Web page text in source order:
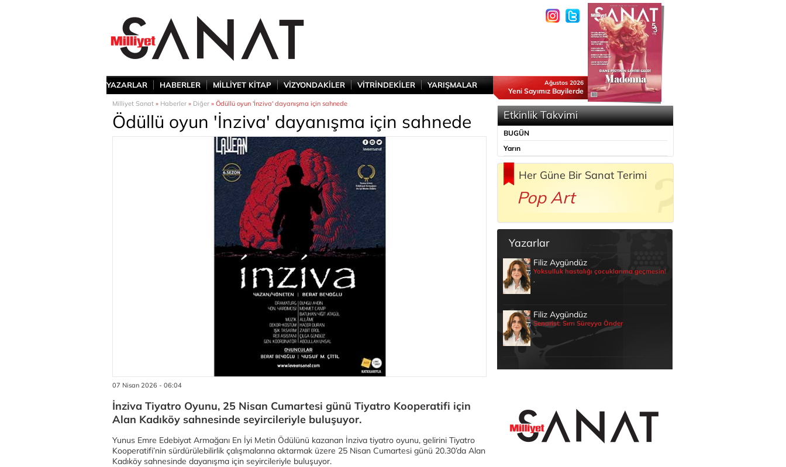
YAZARLAR HABERLER MİLLİYET KİTAP VİZYONDAKİLER VİTRİNDEKİLER YARIŞMALAR Ağustos 2026
Yeni Sayımız Bayilerde
Milliyet Sanat » Haberler » Diğer » Ödüllü oyun 'İnziva' dayanışma için sahnede
Ödüllü oyun 'İnziva' dayanışma için sahnede
07 Nisan 2026 - 06:04
İnziva Tiyatro Oyunu, 25 Nisan Cumartesi günü Tiyatro Kooperatifi için
Alan Kadıköy sahnesinde seyircileriyle buluşuyor.
Yunus Emre Edebiyat Armağanı En İyi Metin Ödülünü kazanan İnziva tiyatro oyunu, gelirini Tiyatro
Kooperatifi’nin sürdürülebilirlik çalışmalarına aktarmak üzere 25 Nisan Cumartesi günü 20.30’da Alan
Kadıköy sahnesinde dayanışma için seyircileriyle buluşuyor.
Etkinlik Takvimi
BUGÜN
Yarın
Her Güne Bir Sanat Terimi
Pop Art
Yazarlar
Filiz Aygündüz
Yoksulluk hastalığı çocuklarıma geçmesin!
.
Filiz Aygündüz
Senarist: Sırrı Süreyya Önder
.